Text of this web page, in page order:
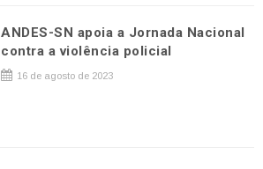
ANDES-SN apoia a Jornada Nacional
contra a violência policial
16 de agosto de 2023